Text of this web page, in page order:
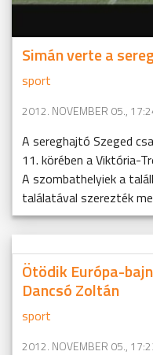
Simán verte a
sport
2012. NOVEMBER 05.,
A sereghajtó Szeged
11. körében a Viktória-
A szombathelyiek a
találatával szerezték
Ötödik Európa-
Dancsó Zoltán
sport
2012. NOVEMBER 05.,